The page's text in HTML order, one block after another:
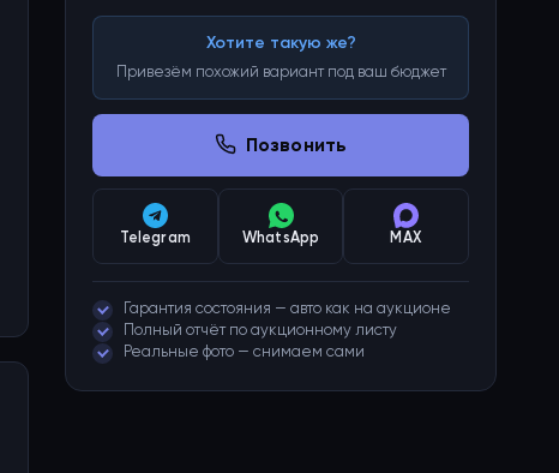
Хотите такую же?
Привезём похожий вариант под ваш бюджет
Позвонить
Telegram WhatsApp MAX
Гарантия состояния — авто как на аукционе
Полный отчёт по аукционному листу
Реальные фото — снимаем сами